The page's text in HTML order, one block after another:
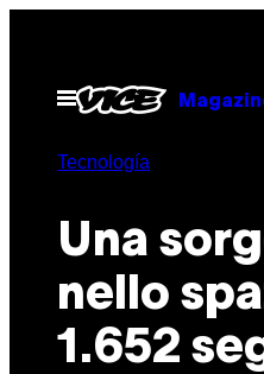
contenuto
Apri
Tecnología
Una
nello
1.652